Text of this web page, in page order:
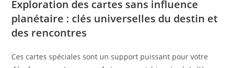
Exploration des cartes sans influence
planétaire : clés universelles du destin et
des rencontres
Ces cartes spéciales sont un support puissant pour votre